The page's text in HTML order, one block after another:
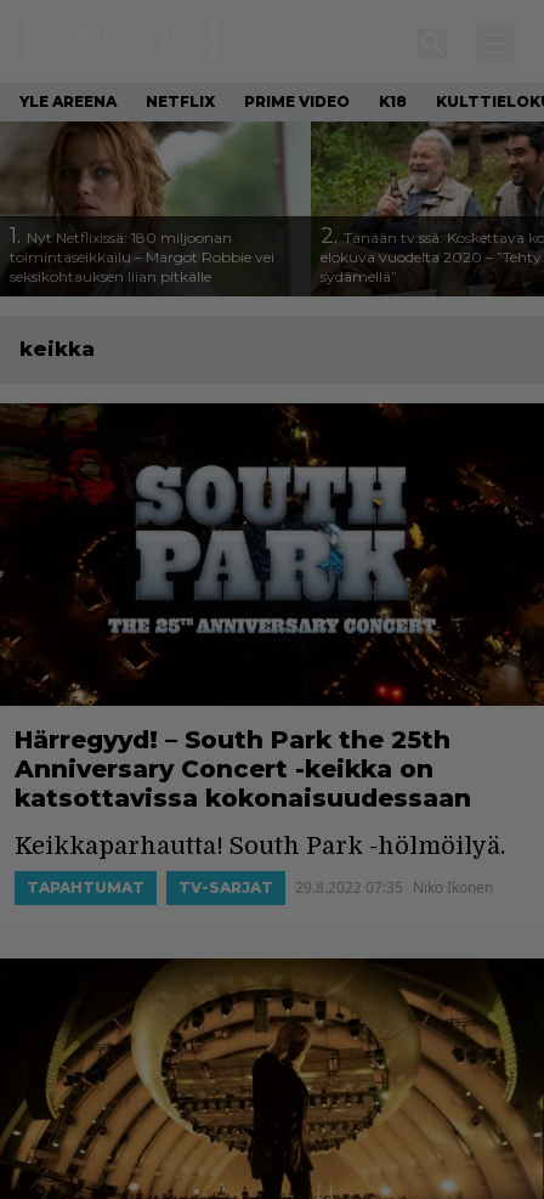
YLE AREENA NETFLIX PRIME VIDEO K18
1. Nyt Netflixissä: 180 miljoonan
toimintaseikkailu – Margot Robbie vei
seksikohtauksen liian pitkälle
2. Tänään tv:ssä: Koskettava
elokuva vuodelta 2020 – ”Tehty
sydämellä”
keikka
Härregyyd! – South Park the 25th
Anniversary Concert -keikka on
katsottavissa kokonaisuudessaan
Keikkaparhautta! South Park -hölmöilyä.
TAPAHTUMAT TV-SARJAT 29.8.2022 07:35 Niko Ikonen